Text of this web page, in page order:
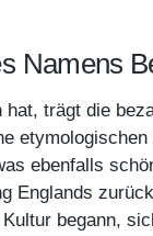
Namens
trägt die
ebenfalls
Englands
begann,